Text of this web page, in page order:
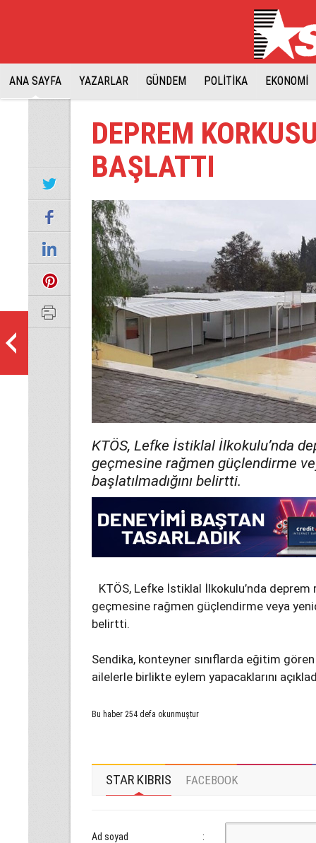
ANA SAYFA YAZARLAR GÜNDEM POLİTİKA EKONOMİ
DEPREM
BAŞLATTI
KTÖS, Lefke İstiklal İlkokulu’nda
geçmesine rağmen güçlendirme
başlatılmadığını belirtti.
KTÖS, Lefke İstiklal İlkokulu’nda deprem
geçmesine rağmen güçlendirme veya
belirtti.
Sendika, konteyner sınıflarda eğitim
ailelerle birlikte eylem yapacaklarını
Bu haber 254 defa okunmuştur
STAR KIBRIS FACEBOOK
Ad soyad :